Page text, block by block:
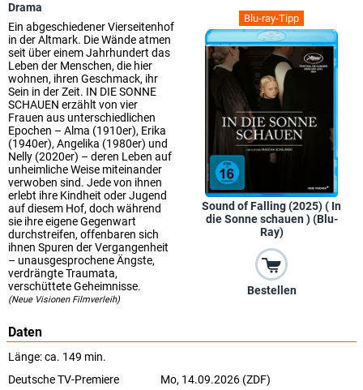
Blu-ray-Tipp
Sound of Falling (2025) ( In
die Sonne schauen ) (Blu-
Ray)
Bestellen
Drama
Ein abgeschiedener Vierseitenhof
in der Altmark. Die Wände atmen
seit über einem Jahrhundert das
Leben der Menschen, die hier
wohnen, ihren Geschmack, ihr
Sein in der Zeit. IN DIE SONNE
SCHAUEN erzählt von vier
Frauen aus unterschiedlichen
Epochen – Alma (1910er), Erika
(1940er), Angelika (1980er) und
Nelly (2020er) – deren Leben auf
unheimliche Weise miteinander
verwoben sind. Jede von ihnen
erlebt ihre Kindheit oder Jugend
auf diesem Hof, doch während
sie ihre eigene Gegenwart
durchstreifen, offenbaren sich
ihnen Spuren der Vergangenheit
– unausgesprochene Ängste,
verdrängte Traumata,
verschüttete Geheimnisse.
(Neue Visionen Filmverleih)
Daten
Länge: ca. 149 min.
Deutsche TV-Premiere
Mo, 14.09.2026 (ZDF)